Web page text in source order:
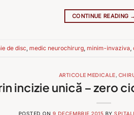
CONTINUE READING →
de disc, medic neurochirurg, minim-invaziva,
ARTICOLE MEDICALE,
incizie unică – zero